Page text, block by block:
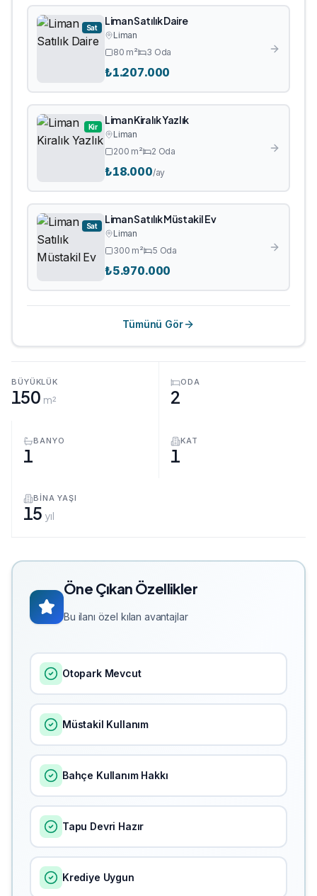
BÜYÜKLÜK
150 m²
ODA
2
BANYO
1
KAT
1
BINA YAŞI
15 yıl
Öne Çıkan Özellikler
Bu ilanı özel kılan avantajlar
Otopark Mevcut
Müstakil Kullanım
Bahçe Kullanım Hakkı
Tapu Devri Hazır
Krediye Uygun
Sat
Liman Satılık Daire
Liman
80 m² 3 Oda
₺1.207.000
Kir
Liman Kiralık Yazlık
Liman
200 m² 2 Oda
₺18.000/ay
Sat
Liman Satılık Müstakil Ev
Liman
300 m² 5 Oda
₺5.970.000
Tümünü Gör